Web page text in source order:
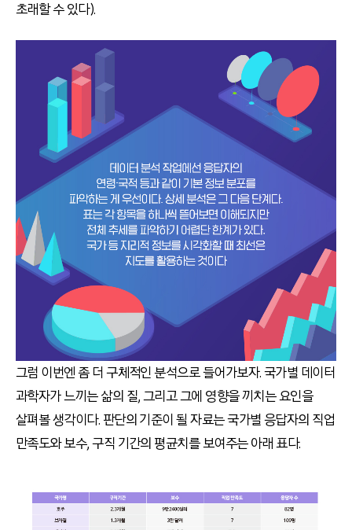
초래할 수 있다).
그럼 이번엔 좀 더 구체적인 분석으로 들어가보자. 국가별 데이터
과학자가 느끼는 삶의 질, 그리고 그에 영향을 끼치는 요인을
살펴볼 생각이다. 판단의 기준이 될 자료는 국가별 응답자의 직업
만족도와 보수, 구직 기간의 평균치를 보여주는 아래 표다.